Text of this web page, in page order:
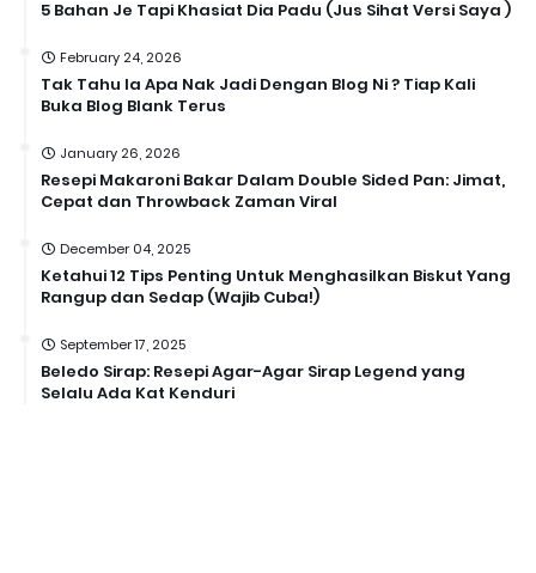
5 Bahan Je Tapi Khasiat Dia Padu (Jus Sihat Versi Saya )
February 24, 2026
Tak Tahu la Apa Nak Jadi Dengan Blog Ni ? Tiap Kali
Buka Blog Blank Terus
January 26, 2026
Resepi Makaroni Bakar Dalam Double Sided Pan: Jimat,
Cepat dan Throwback Zaman Viral
December 04, 2025
Ketahui 12 Tips Penting Untuk Menghasilkan Biskut Yang
Rangup dan Sedap (Wajib Cuba!)
September 17, 2025
Beledo Sirap: Resepi Agar-Agar Sirap Legend yang
Selalu Ada Kat Kenduri